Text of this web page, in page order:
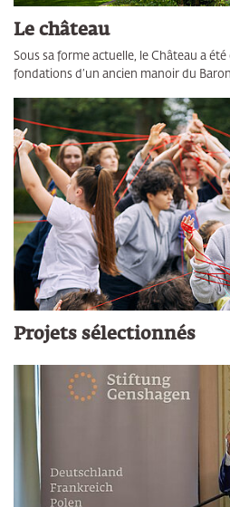
Le château
Sous sa forme actuelle, le Château a été
fondations d’un ancien manoir du
Projets sélectionnés